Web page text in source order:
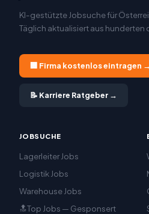
KI-gestützte Jobsuche für
Täglich aktualisiert aus hunderten
🏢 Firma kostenlos eintragen →
📝 Karriere Ratgeber →
JOBSUCHE
Lagerleiter Jobs
Logistik Jobs
Warehouse Jobs
🔝Top Jobs — Gesponsert